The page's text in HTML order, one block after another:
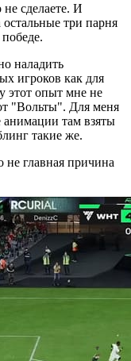
сделаете. И
три парня
наладить
игроков как для
этот опыт мне не
"Вольты". Для меня
там взяты
такие же.
главная причина